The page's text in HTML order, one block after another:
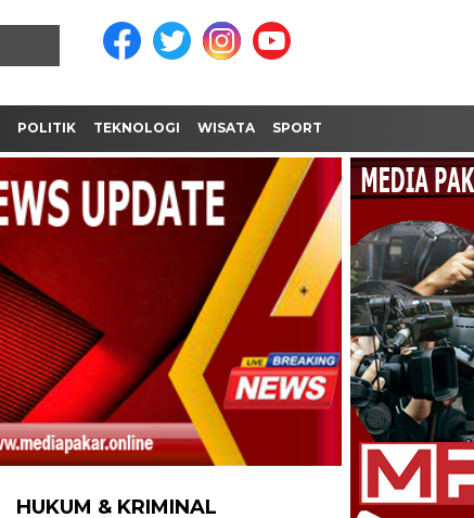
POLITIK TEKNOLOGI WISATA SPORT
HUKUM & KRIMINAL